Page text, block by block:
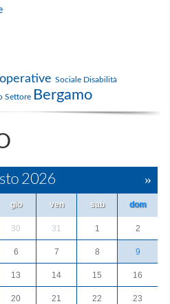
Sociale Disabilità
Settore Bergamo
2026 »
gio ven sab dom
30 31 1 2
6 7 8 9
13 14 15 16
20 21 22 23